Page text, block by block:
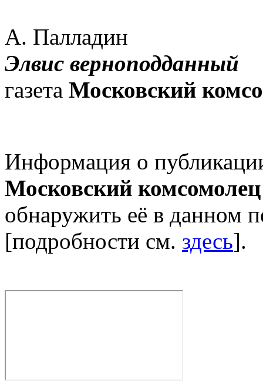
А. Палладин
Элвис верноподданный
газета Московский
Информация о
Московский комсомолец
обнаружить её в данном
[подробности см. здесь].